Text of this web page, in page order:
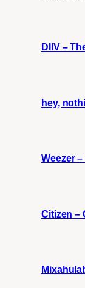
DIIV –
hey,
Weezer –
Citizen –